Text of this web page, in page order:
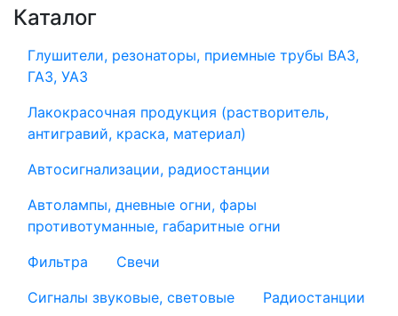
Каталог
Глушители, резонаторы, приемные трубы ВАЗ,
ГАЗ, УАЗ
Лакокрасочная продукция (растворитель,
антигравий, краска, материал)
Автосигнализации, радиостанции
Автолампы, дневные огни, фары
противотуманные, габаритные огни
Фильтра
Свечи
Сигналы звуковые, световые
Радиостанции